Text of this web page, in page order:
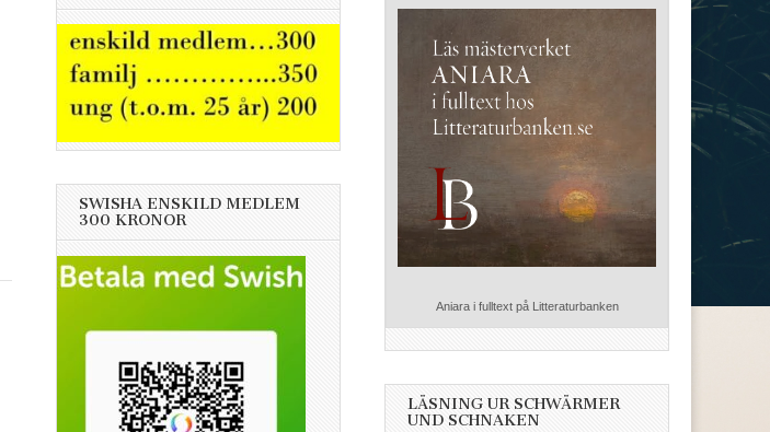
SWISHA ENSKILD MEDLEM
300 KRONOR
Aniara i fulltext på Litteraturbanken
LÄSNING UR SCHWÄRMER
UND SCHNAKEN